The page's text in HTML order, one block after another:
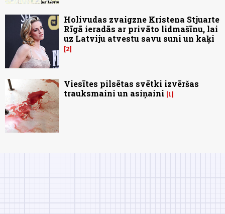
Holivudas zvaigzne Kristena Stjuarte
Rīgā ieradās ar privāto lidmašīnu, lai
uz Latviju atvestu savu suni un kaķi
2
Viesītes pilsētas svētki izvēršas
trauksmaini un asiņaini
1